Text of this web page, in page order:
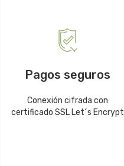
Pagos seguros
Conexión cifrada con
certificado SSL Let´s Encrypt